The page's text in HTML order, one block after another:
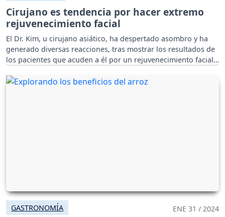
Cirujano es tendencia por hacer extremo
rejuvenecimiento facial
El Dr. Kim, u cirujano asiático, ha despertado asombro y ha
generado diversas reacciones, tras mostrar los resultados de
los pacientes que acuden a él por un rejuvenecimiento facial.
GASTRONOMÍA ENE 31 / 2024